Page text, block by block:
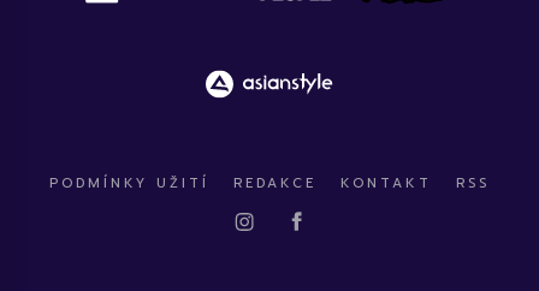
PODMÍNKY UŽITÍ REDAKCE KONTAKT RSS